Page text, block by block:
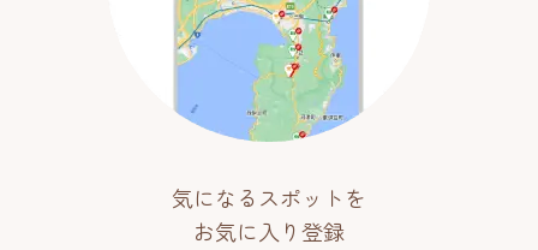
気になるスポットを
お気に入り登録